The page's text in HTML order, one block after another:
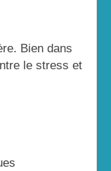
Bien dans
le stress et